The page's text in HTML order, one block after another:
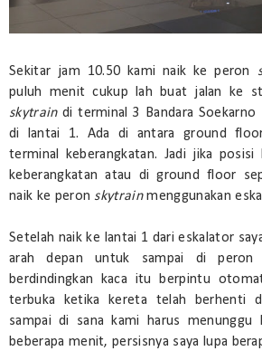
Sekitar jam 10.50 kami naik ke peron
puluh menit cukup lah buat jalan ke
skytraindi terminal 3 Bandara Soekarno
di lantai 1. Ada di antara ground
terminal keberangkatan. Jadi jika
keberangkatan atau di ground floor
naik ke peron skytrainmenggunakan
Setelah naik ke lantai 1 dari eskalator
arah depan untuk sampai di peron
berdindingkan kaca itu berpintu
terbuka ketika kereta telah berhenti
sampai di sana kami harus menunggu
beberapa menit, persisnya saya lupa